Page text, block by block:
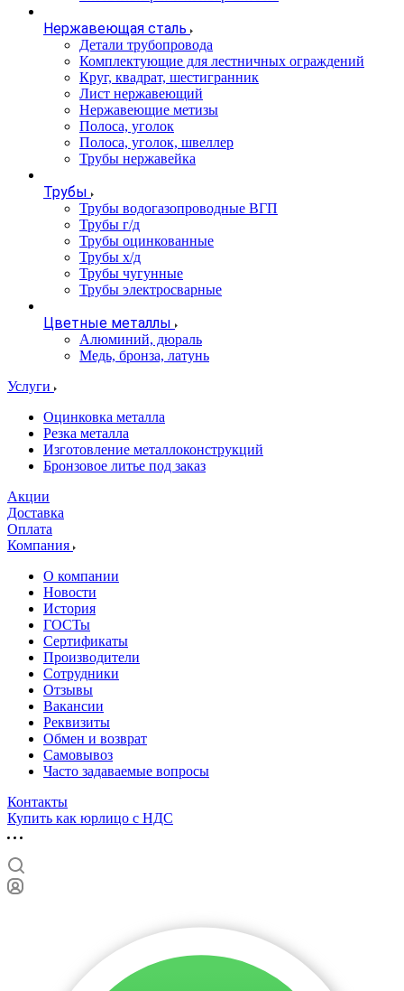
Нержавеющая сталь
Детали трубопровода
Комплектующие для лестничных ограждений
Круг, квадрат, шестигранник
Лист нержавеющий
Нержавеющие метизы
Полоса, уголок
Полоса, уголок, швеллер
Трубы нержавейка
Трубы
Трубы водогазопроводные ВГП
Трубы г/д
Трубы оцинкованные
Трубы х/д
Трубы чугунные
Трубы электросварные
Цветные металлы
Алюминий, дюраль
Медь, бронза, латунь
Услуги
Оцинковка металла
Резка металла
Изготовление металлоконструкций
Бронзовое литье под заказ
Акции
Доставка
Оплата
Компания
О компании
Новости
История
ГОСТы
Сертификаты
Производители
Сотрудники
Отзывы
Вакансии
Реквизиты
Обмен и возврат
Самовывоз
Часто задаваемые вопросы
Контакты
Купить как юрлицо с НДС